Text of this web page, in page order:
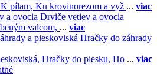
K pílam, Ku krovinorezom a vyž ... viac
Drviče vetiev a ovocia
valcom, ... viac
Hračky do záhrady
Hračky do piesku, Ho ... viac